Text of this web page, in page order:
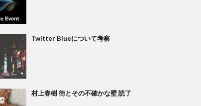
Twitter Blueについて考察
村上春樹 街とその不確かな壁 読了